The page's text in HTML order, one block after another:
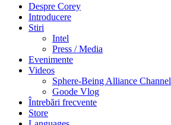
Despre Corey
Introducere
Stiri
Intel
Press / Media
Evenimente
Videos
Sphere-Being Alliance Channel
Goode Vlog
Întrebări frecvente
Store